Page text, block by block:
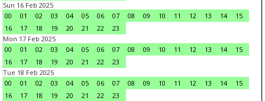
Sun 16 Feb 2025
00
01 02 03 04 05 06 07 08 09 10 11 12 13 14
15
16
17 18 19 20 21 22
23
Mon 17 Feb 2025
00
01 02 03 04 05 06 07 08 09 10 11 12 13 14
15
16
17 18 19 20 21 22
23
Tue 18 Feb 2025
00
01 02 03 04 05 06 07 08 09 10 11 12 13 14
15
16
17 18 19 20 21 22
23